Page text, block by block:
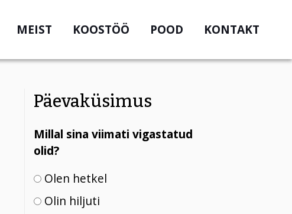
MEIST KOOSTÖÖ POOD KONTAKT
Päevaküsimus
Millal sina viimati vigastatud
olid?
Olen hetkel
Olin hiljuti